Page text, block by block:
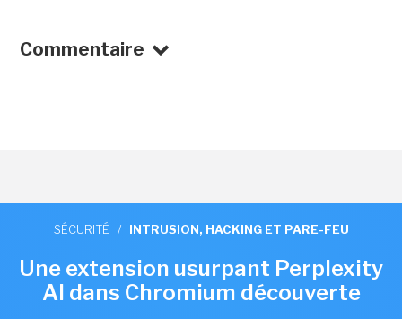
Commentaire
SÉCURITÉ / INTRUSION, HACKING ET PARE-FEU
Une extension usurpant Perplexity
AI dans Chromium découverte